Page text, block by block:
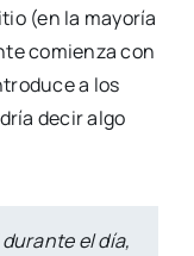
(en la mayoría
comienza con
a los
decir algo
el día,